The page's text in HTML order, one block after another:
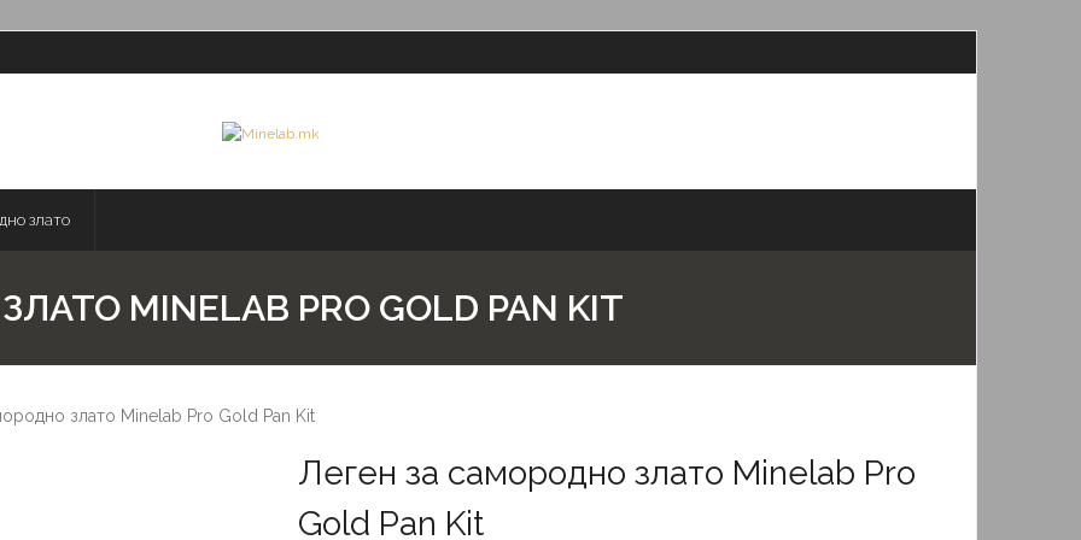
злато
MINELAB PRO GOLD PAN KIT
злато Minelab Pro Gold Pan Kit
Леген за самородно злато Minelab Pro
Gold Pan Kit